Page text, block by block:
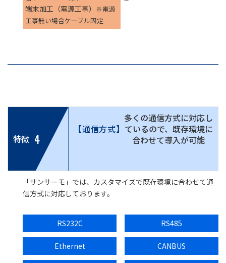
端末加工（電源工事） ※電源
工事無い場合ケーブル固定
特徴 4
【通信方式】
多くの通信方式に対応し
ているので、既存環境に
合わせて導入が可能
「サンサーモ」では、カスタマイズで既存環境に合わせて通
信方式に対応しております。
RS232C RS485
Ethernet CANBUS